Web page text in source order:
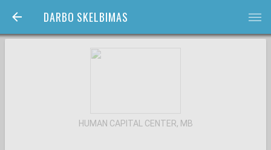
DARBO SKELBIMAS bars
HUMAN CAPITAL CENTER, MB